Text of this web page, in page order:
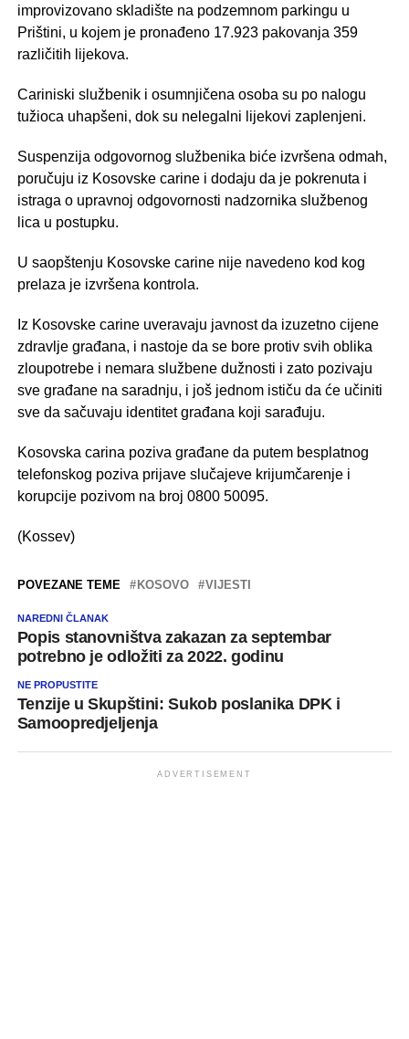
improvizovano skladište na podzemnom parkingu u
Prištini, u kojem je pronađeno 17.923 pakovanja 359
različitih lijekova.
Cariniski službenik i osumnjičena osoba su po nalogu
tužioca uhapšeni, dok su nelegalni lijekovi zaplenjeni.
Suspenzija odgovornog službenika biće izvršena odmah,
poručuju iz Kosovske carine i dodaju da je pokrenuta i
istraga o upravnoj odgovornosti nadzornika službenog
lica u postupku.
U saopštenju Kosovske carine nije navedeno kod kog
prelaza je izvršena kontrola.
Iz Kosovske carine uveravaju javnost da izuzetno cijene
zdravlje građana, i nastoje da se bore protiv svih oblika
zloupotrebe i nemara službene dužnosti i zato pozivaju
sve građane na saradnju, i još jednom ističu da će učiniti
sve da sačuvaju identitet građana koji sarađuju.
Kosovska carina poziva građane da putem besplatnog
telefonskog poziva prijave slučajeve krijumčarenje i
korupcije pozivom na broj 0800 50095.
(Kossev)
POVEZANE TEME KOSOVO VIJESTI
NAREDNI ČLANAK
Popis stanovništva zakazan za septembar
potrebno je odložiti za 2022. godinu
NE PROPUSTITE
Tenzije u Skupštini: Sukob poslanika DPK i
Samoopredjeljenja
ADVERTISEMENT